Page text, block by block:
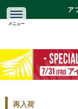
ア
再入荷